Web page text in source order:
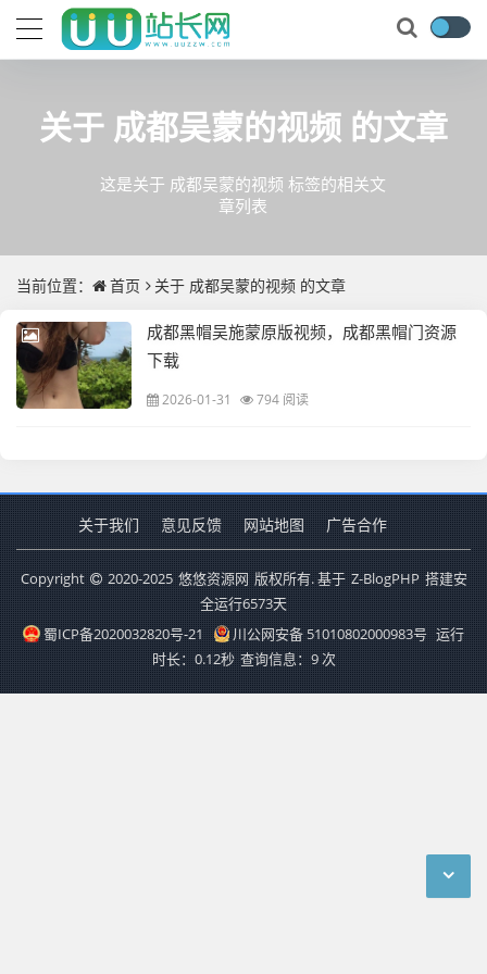
关于 成都吴蒙的视频 的文章
这是关于 成都吴蒙的视频 标签的相关文
章列表
当前位置： 首页 关于 成都吴蒙的视频 的文章
成都黑帽吴施蒙原版视频，成都黑帽门资源
下载
2026-01-31 794 阅读
关于我们 意见反馈 网站地图 广告合作
Copyright 2020-2025 悠悠资源网 版权所有. 基于 Z-BlogPHP 搭建安
全运行6573天
蜀ICP备2020032820号-21
川公网安备 51010802000983号 运行
时长：0.12秒 查询信息：9 次